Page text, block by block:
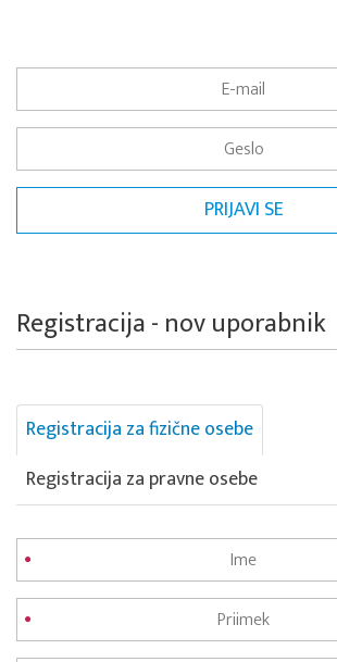
Registracija - nov uporabnik
Registracija za fizične osebe
Registracija za pravne osebe